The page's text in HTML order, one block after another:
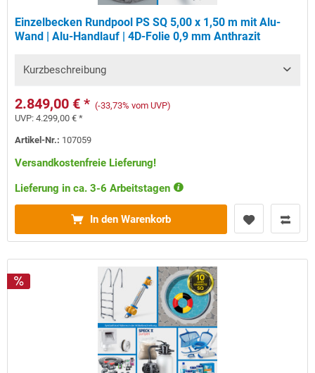
Einzelbecken Rundpool PS SQ 5,00 x 1,50 m mit Alu-
Wand | Alu-Handlauf | 4D-Folie 0,9 mm Anthrazit
Kurzbeschreibung
2.849,00 € * (-33,73% vom UVP)
UVP:4.299,00 € *
Artikel-Nr.: 107059
Versandkostenfreie Lieferung!
Lieferung in ca. 3-6 Arbeitstagen
In den Warenkorb